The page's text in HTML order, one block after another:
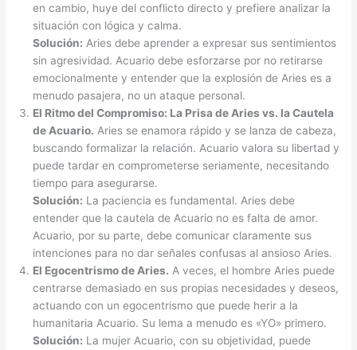
en cambio, huye del conflicto directo y prefiere analizar la
situación con lógica y calma.
Solución: Aries debe aprender a expresar sus sentimientos
sin agresividad. Acuario debe esforzarse por no retirarse
emocionalmente y entender que la explosión de Aries es a
menudo pasajera, no un ataque personal.
El Ritmo del Compromiso: La Prisa de Aries vs. la Cautela
de Acuario. Aries se enamora rápido y se lanza de cabeza,
buscando formalizar la relación. Acuario valora su libertad y
puede tardar en comprometerse seriamente, necesitando
tiempo para asegurarse.
Solución: La paciencia es fundamental. Aries debe
entender que la cautela de Acuario no es falta de amor.
Acuario, por su parte, debe comunicar claramente sus
intenciones para no dar señales confusas al ansioso Aries.
El Egocentrismo de Aries. A veces, el hombre Aries puede
centrarse demasiado en sus propias necesidades y deseos,
actuando con un egocentrismo que puede herir a la
humanitaria Acuario. Su lema a menudo es «YO» primero.
Solución: La mujer Acuario, con su objetividad, puede